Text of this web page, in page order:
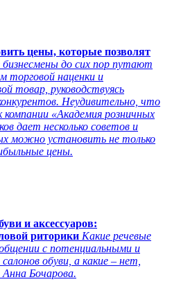
цены, которые позволят
до сих пор путают
торговой наценки и
товар, руководствуясь
Неудивительно, что
«Академия розничных
дает несколько советов и
можно установить не только
цены.
и аксессуаров:
риторики Какие речевые
с потенциальными и
обуви, а какие – нет,
Бочарова.